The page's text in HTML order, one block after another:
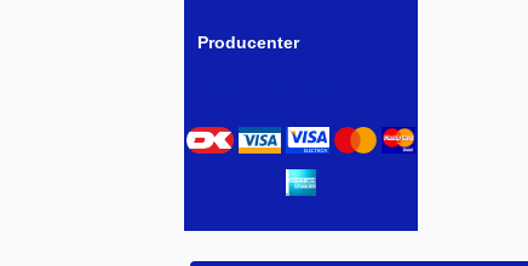
Producenter